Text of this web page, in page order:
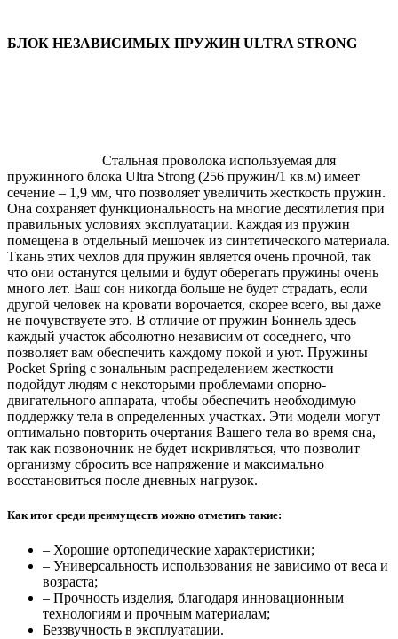
БЛОК НЕЗАВИСИМЫХ ПРУЖИН ULTRA STRONG
Стальная проволока используемая для
пружинного блока Ultra Strong (256 пружин/1 кв.м) имеет
сечение – 1,9 мм, что позволяет увеличить жесткость пружин.
Она сохраняет функциональность на многие десятилетия при
правильных условиях эксплуатации. Каждая из пружин
помещена в отдельный мешочек из синтетического материала.
Ткань этих чехлов для пружин является очень прочной, так
что они останутся целыми и будут оберегать пружины очень
много лет. Ваш сон никогда больше не будет страдать, если
другой человек на кровати ворочается, скорее всего, вы даже
не почувствуете это. В отличие от пружин Боннель здесь
каждый участок абсолютно независим от соседнего, что
позволяет вам обеспечить каждому покой и уют. Пружины
Pocket Spring с зональным распределением жесткости
подойдут людям с некоторыми проблемами опорно-
двигательного аппарата, чтобы обеспечить необходимую
поддержку тела в определенных участках. Эти модели могут
оптимально повторить очертания Вашего тела во время сна,
так как позвоночник не будет искривляться, что позволит
организму сбросить все напряжение и максимально
восстановиться после дневных нагрузок.
Как итог среди преимуществ можно отметить такие:
– Хорошие ортопедические характеристики;
– Универсальность использования не зависимо от веса и
возраста;
– Прочность изделия, благодаря инновационным
технологиям и прочным материалам;
Беззвучность в эксплуатации.